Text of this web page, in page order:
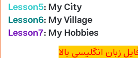
Lesson5: My City
Lesson6: My Village
Lesson7: My Hobbies
زبان انگلیسی بالا